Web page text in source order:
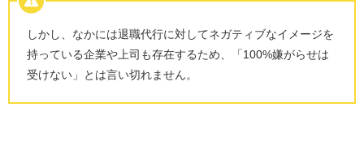
業務の引継ぎを素早く済ませる
退職代行を利用して嫌がらせされないための業者選び3つ
しかし、なかには退職代行に対してネガティブなイメージを
持っている企業や上司も存在するため、「100%嫌がらせは
受けない」とは言い切れません。